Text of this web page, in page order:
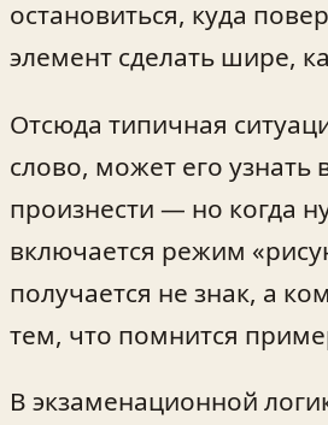
остановиться, куда
элемент сделать шире,
Отсюда типичная
слово, может его узнать
произнести — но когда
включается режим
получается не знак, а
тем, что помнится
В экзаменационной